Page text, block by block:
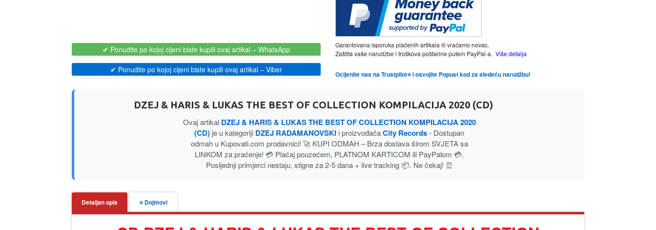
✔ Ponudite po kojoj cijeni biste kupili ovaj artikal – WhatsApp
✔ Ponudite po kojoj cijeni biste kupili ovaj artikal – Viber
Garantovana isporuka plaćenih artikala ili vraćamo novac.
Zaštita vaše narudžbe i troškova poštarine putem PayPal-a. Više detalja
Ocijenite nas na Trustpilot⭐ i osvojite Popust kod za sledeću narudžbu!
DZEJ & HARIS & LUKAS THE BEST OF COLLECTION KOMPILACIJA 2020 (CD)
Ovaj artikal DZEJ & HARIS & LUKAS THE BEST OF COLLECTION KOMPILACIJA 2020
(CD) je u kategoriji DZEJ RADAMANOVSKI i proizvođačaCity Records- Dostupan
odmah u Kupovati.com prodavnici! 🚀 KUPI ODMAH – Brza dostava širom SVJETA sa
LINKOM za praćenje! 💳 Plaćaj pouzećem, PLATNOM KARTICOM ili PayPalom 💳.
Posljednji primjerci nestaju, stigne za 2-5 dana + live tracking 📦. Ne čekaj! ⏰
Detaljan opis ⭐ Dojmovi